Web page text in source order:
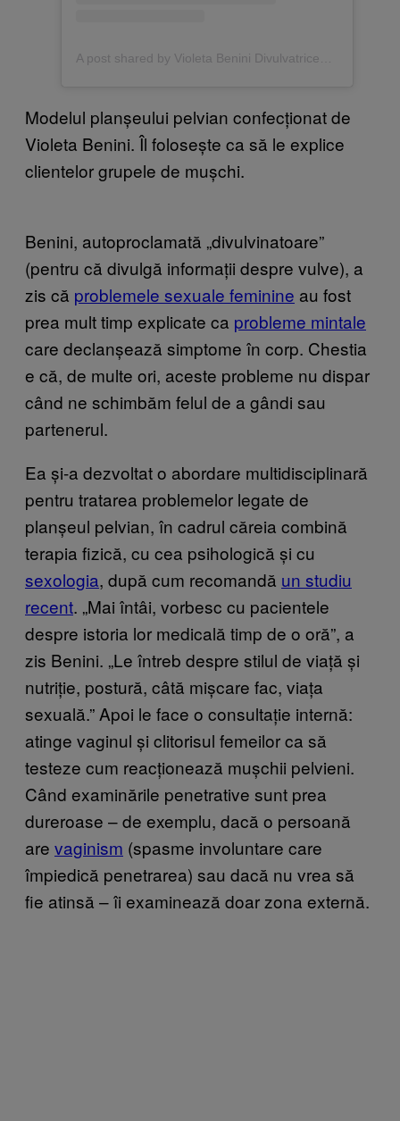
A post shared by Violeta Benini Divulvatrice® (@violetabenini)
Modelul planșeului pelvian confecționat de
Violeta Benini. Îl folosește ca să le explice
clientelor grupele de mușchi.
Benini, autoproclamată „divulvinatoare”
(pentru că divulgă informații despre vulve), a
zis că problemele sexuale feminine au fost
prea mult timp explicate ca probleme mintale
care declanșează simptome în corp. Chestia
e că, de multe ori, aceste probleme nu dispar
când ne schimbăm felul de a gândi sau
partenerul.
Ea și-a dezvoltat o abordare multidisciplinară
pentru tratarea problemelor legate de
planșeul pelvian, în cadrul căreia combină
terapia fizică, cu cea psihologică și cu
sexologia, după cum recomandă un studiu
recent. „Mai întâi, vorbesc cu pacientele
despre istoria lor medicală timp de o oră”, a
zis Benini. „Le întreb despre stilul de viață și
nutriție, postură, câtă mișcare fac, viața
sexuală.” Apoi le face o consultație internă:
atinge vaginul și clitorisul femeilor ca să
testeze cum reacționează mușchii pelvieni.
Când examinările penetrative sunt prea
dureroase – de exemplu, dacă o persoană
are vaginism (spasme involuntare care
împiedică penetrarea) sau dacă nu vrea să
fie atinsă – îi examinează doar zona externă.